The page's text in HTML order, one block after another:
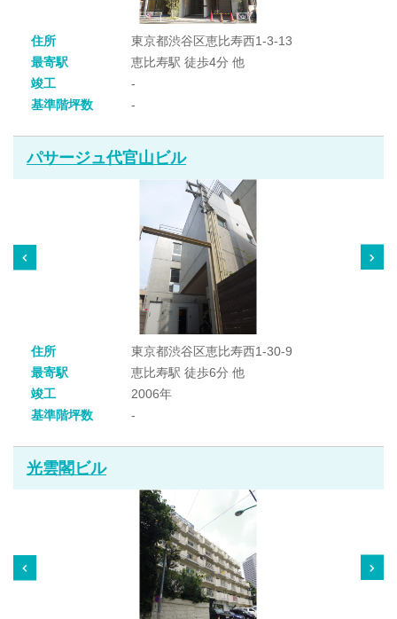
住所
東京都渋谷区恵比寿西1-3-13
最寄駅
恵比寿駅 徒歩4分 他
竣工
-
基準階坪数
-
パサージュ代官山ビル
住所
東京都渋谷区恵比寿西1-30-9
最寄駅
恵比寿駅 徒歩6分 他
竣工
2006年
基準階坪数
-
光雲閣ビル